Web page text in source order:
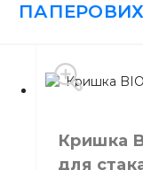
ПАПЕРОВИХ
Кришка
для